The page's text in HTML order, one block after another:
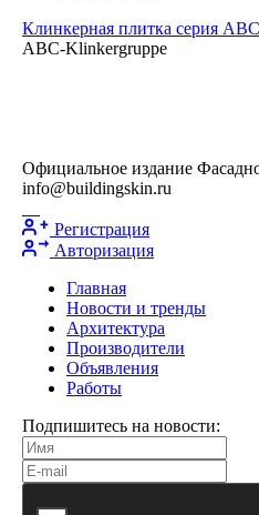
Клинкерная плитка серия
ABC-Klinkergruppe
Официальное издание
info@buildingskin.ru
Регистрация
Авторизация
Главная
Новости и тренды
Архитектура
Производители
Объявления
Работы
Подпишитесь на новости: